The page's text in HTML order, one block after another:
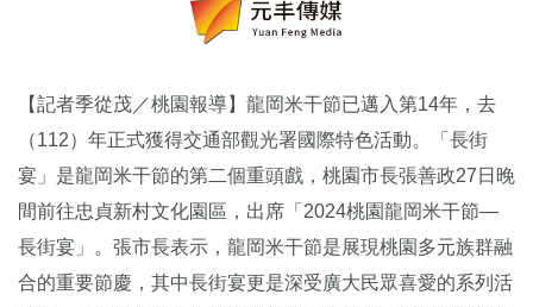
【記者季從茂／桃園報導】龍岡米干節已邁入第14年，去
（112）年正式獲得交通部觀光署國際特色活動。「長街
宴」是龍岡米干節的第二個重頭戲，桃園市長張善政27日晚
間前往忠貞新村文化園區，出席「2024桃園龍岡米干節—
長街宴」。張市長表示，龍岡米干節是展現桃園多元族群融
合的重要節慶，其中長街宴更是深受廣大民眾喜愛的系列活